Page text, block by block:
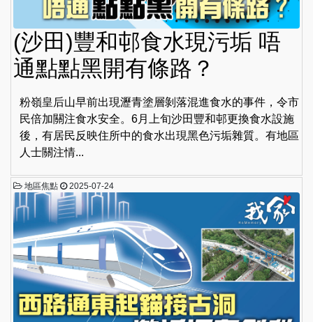
(沙田)豐和邨食水現污垢 唔
通點點黑開有條路？
粉嶺皇后山早前出現瀝青塗層剝落混進食水的事件，令市
民倍加關注食水安全。6月上旬沙田豐和邨更換食水設施
後，有居民反映住所中的食水出現黑色污垢雜質。有地區
人士關注情...
地區焦點 2025-07-24